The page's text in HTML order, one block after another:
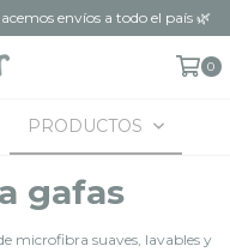
envíos a todo el país 🌿
0
PRODUCTOS
gafas
microfibra suaves, lavables y